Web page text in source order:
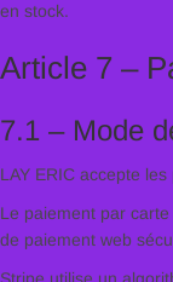
en stock.
Article 7 –
7.1 – Mode
LAY ERIC accepte
Le paiement par
de paiement web